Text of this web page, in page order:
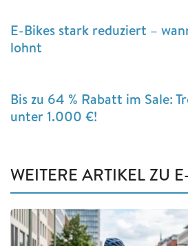
E-Bikes stark reduziert –
lohnt
Bis zu 64 % Rabatt im Sale:
unter 1.000 €!
WEITERE ARTIKEL ZU